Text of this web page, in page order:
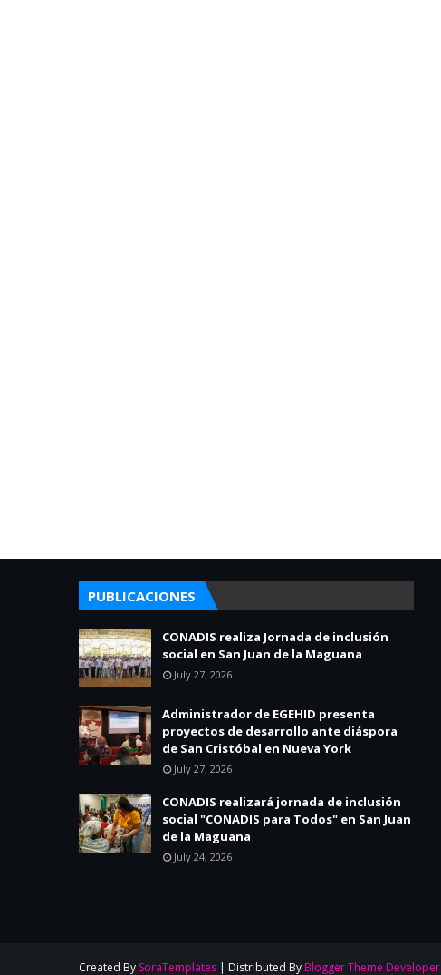
PUBLICACIONES
CONADIS realiza Jornada de inclusión
social en San Juan de la Maguana
July 27, 2026
Administrador de EGEHID presenta
proyectos de desarrollo ante diáspora
de San Cristóbal en Nueva York
July 27, 2026
CONADIS realizará jornada de inclusión
social "CONADIS para Todos" en San Juan
de la Maguana
July 24, 2026
Created By SoraTemplates | Distributed By Blogger Theme Developer